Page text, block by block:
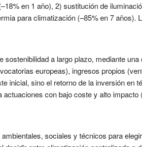
en 1 año), 2) sustitución de
para climatización (–85% en 7 años).
a largo plazo, mediante
europeas), ingresos propios
inicial, sino el retorno de la inversión en
con bajo coste y alto impacto
sociales y técnicos para